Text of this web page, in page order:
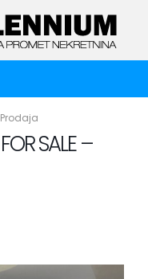
Prodaja
SALE –